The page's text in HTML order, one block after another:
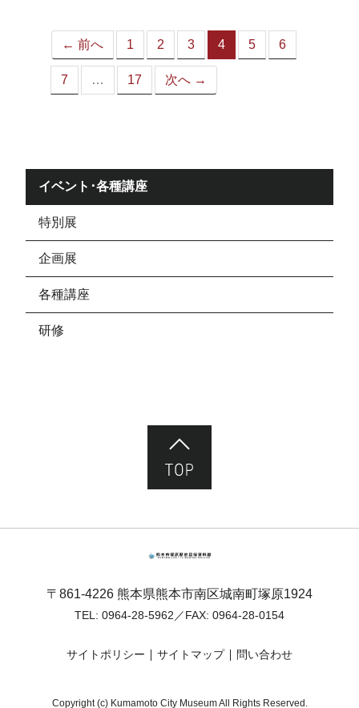
← 前へ 1 2 3 4
（こ
5 6
7 … 17 次へ →
イベント･各種講座
特別展
企画展
各種講座
研修
〒861-4226 熊本県熊本市南区城南町塚原1924
TEL: 0964-28-5962 ／FAX: 0964-28-0154
サイトポリシー サイトマップ 問い合わせ
Copyright (c) Kumamoto City Museum All Rights Reserved.